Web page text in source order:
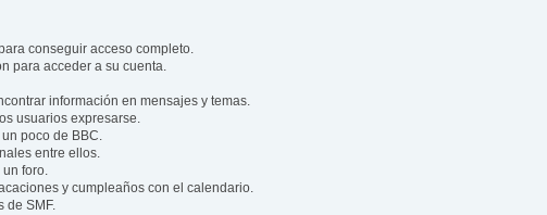
conseguir acceso completo.
para acceder a su cuenta.
información en mensajes y temas.
usuarios expresarse.
poco de BBC.
entre ellos.
foro.
y cumpleaños con el calendario.
de SMF.